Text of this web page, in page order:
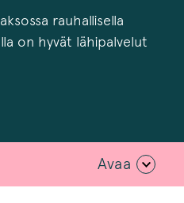
rauhallisella
on hyvät lähipalvelut
Avaa